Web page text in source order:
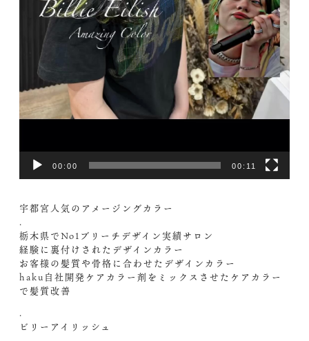
00:00 00:11
宇都宮人気のアメージングカラー
.
栃木県でNo1ブリーチデザイン実績サロン
経験に裏付けされたデザインカラー
お客様の髪質や骨格に合わせたデザインカラー
haku自社開発ケアカラー剤をミックスさせたケアカラー
で髪質改善
.
ビリーアイリッシュ